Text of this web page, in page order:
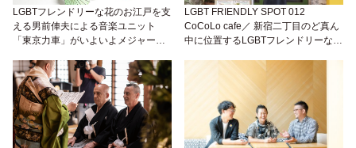
LGBTフレンドリーな花のお江戸を支
える男前俥夫による音楽ユニット
「東京力車」がいよいよメジャーデ
LGBT FRIENDLY SPOT 012
CoCoLo cafe／ 新宿二丁目のど真ん
中に位置するLGBTフレンドリーなレ